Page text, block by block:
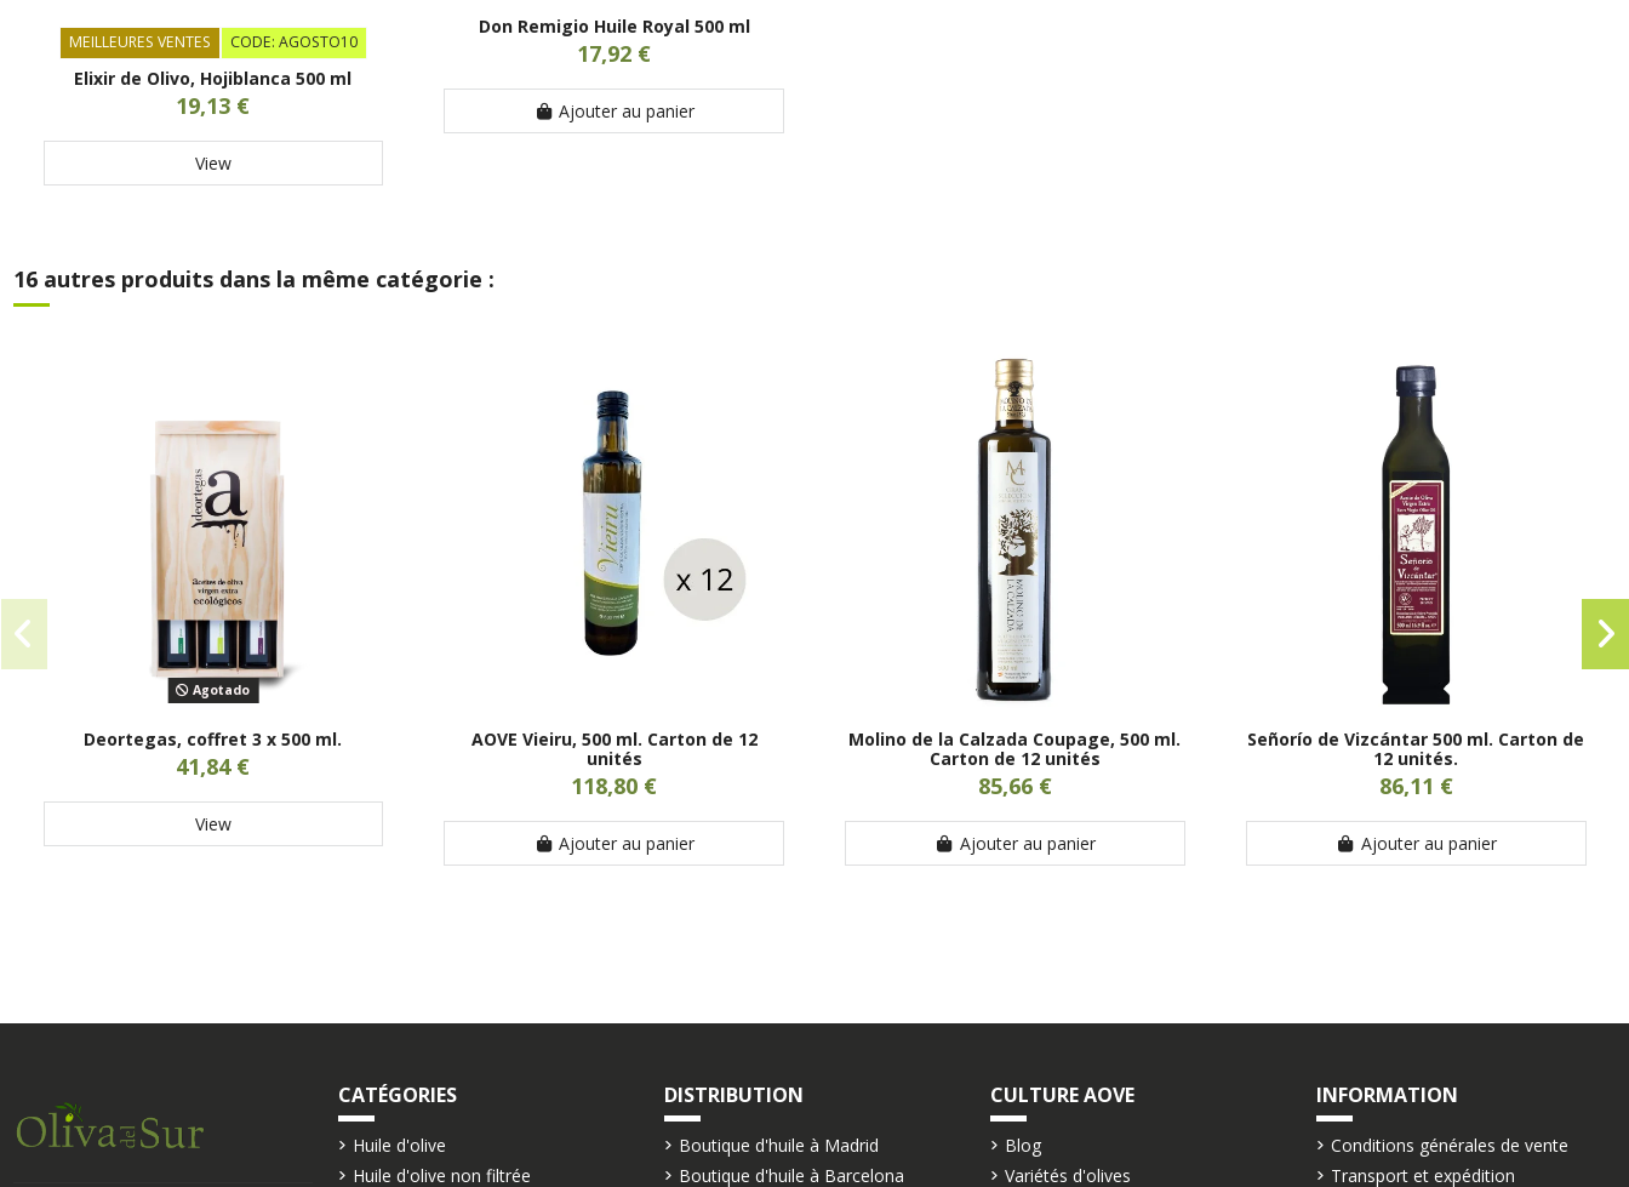
MEILLEURES VENTES CODE: AGOSTO10
Elixir de Olivo, Hojiblanca 500 ml
19,13 €
View
Don Remigio Huile Royal 500 ml
17,92 €
Ajouter au panier
16 autres produits dans la même catégorie :
Agotado
Deortegas, coffret 3 x 500 ml.
41,84 €
View
AOVE Vieiru, 500 ml. Carton de 12
unités
118,80 €
Ajouter au panier
Molino de la Calzada Coupage, 500 ml.
Carton de 12 unités
85,66 €
Ajouter au panier
Señorío de Vizcántar 500 ml. Carton de
12 unités.
86,11 €
Ajouter au panier
CATÉGORIES
Huile d'olive
Huile d'olive non filtrée
DISTRIBUTION
Boutique d'huile à Madrid
Boutique d'huile à Barcelona
CULTURE AOVE
Blog
Variétés d'olives
INFORMATION
Conditions générales de vente
Transport et expédition